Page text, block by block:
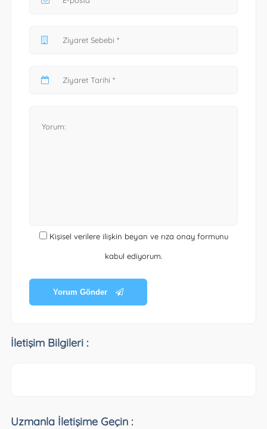
Kişisel verilere ilişkin beyan ve rıza onay formunu
kabul ediyorum.
Yorum Gönder
İletişim Bilgileri :
Uzmanla İletişime Geçin :